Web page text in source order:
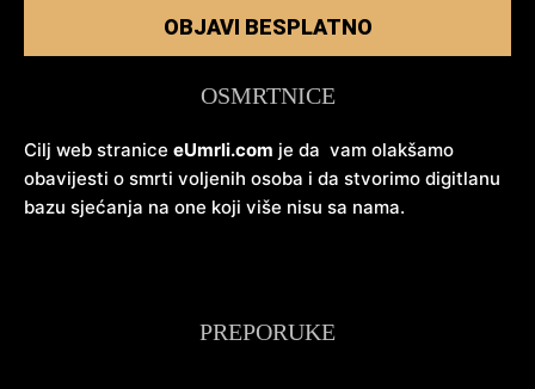
OBJAVI BESPLATNO
OSMRTNICE
Cilj web stranice eUmrli.com je da vam olakšamo
obavijesti o smrti voljenih osoba i da stvorimo digitlanu
bazu sjećanja na one koji više nisu sa nama.
PREPORUKE